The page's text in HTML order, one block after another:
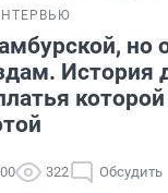
но
История
322 Обсудить